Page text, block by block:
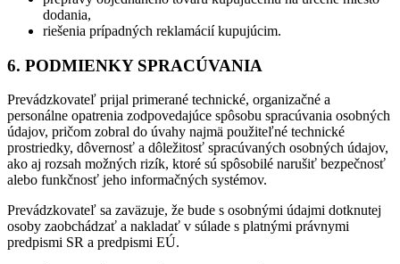
dodania,
riešenia prípadných reklamácií kupujúcim.
6. PODMIENKY SPRACÚVANIA
Prevádzkovateľ prijal primerané technické, organizačné a
personálne opatrenia zodpovedajúce spôsobu spracúvania osobných
údajov, pričom zobral do úvahy najmä použiteľné technické
prostriedky, dôvernosť a dôležitosť spracúvaných osobných údajov,
ako aj rozsah možných rizík, ktoré sú spôsobilé narušiť bezpečnosť
alebo funkčnosť jeho informačných systémov.
Prevádzkovateľ sa zaväzuje, že bude s osobnými údajmi dotknutej
osoby zaobchádzať a nakladať v súlade s platnými právnymi
predpismi SR a predpismi EÚ.